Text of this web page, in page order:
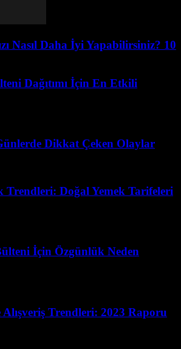
Nasıl Daha İyi Yapabilirsiniz? 10
Dağıtımı İçin En Etkili
Dikkat Çeken Olaylar
Trendleri: Doğal Yemek Tarifeleri
İçin Özgünlük Neden
Trendleri: 2023 Raporu